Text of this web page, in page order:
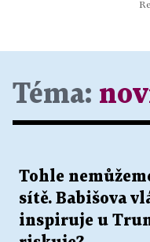
Téma:
Tohle
sítě. Babišova
inspiruje u